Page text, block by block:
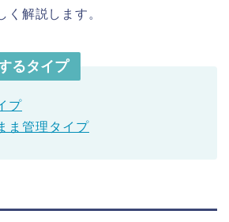
く解説します。
るタイプ
プ
ま管理タイプ